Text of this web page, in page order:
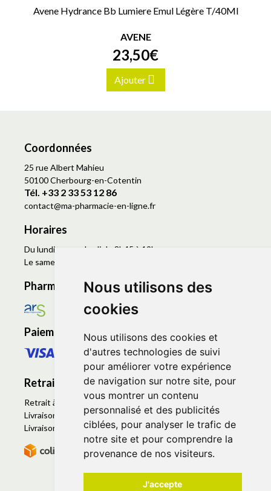
Nous utilisons des
cookies
Nous utilisons des cookies et
d'autres technologies de suivi
pour améliorer votre expérience
de navigation sur notre site, pour
vous montrer un contenu
personnalisé et des publicités
ciblées, pour analyser le trafic de
notre site et pour comprendre la
provenance de nos visiteurs.
J'accepte
Avene Hydrance Bb Lumiere Emul Légère T/40Ml
AVENE
23,50€
Ajouter
Coordonnées
25 rue Albert Mahieu
50100 Cherbourg-en-Cotentin
Tél. +33 2 33 53 12 86
contact@ma-pharmacie-en-ligne.fr
Horaires
Du lundi au vendredi de 8h45 à 19h
Le samedi de 9h à 19h
Pharmacie en ligne agréée
Paiement sécurisé
Retrait - Livraison
Retrait à la pharmacie - Click & Collect
Livraison en Point Relais
Livraison à domicile